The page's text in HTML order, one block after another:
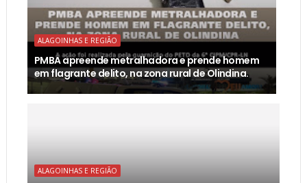
ALAGOINHAS E REGIÃO
PMBA apreende metralhadora e prende homem
em flagrante delito, na zona rural de Olindina.
ALAGOINHAS E REGIÃO